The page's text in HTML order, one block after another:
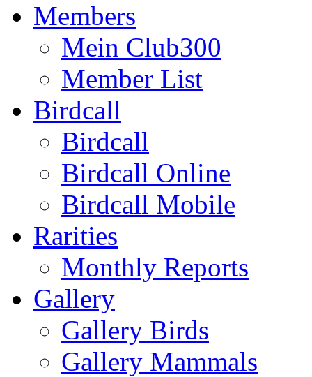
Members
Mein Club300
Member List
Birdcall
Birdcall
Birdcall Online
Birdcall Mobile
Rarities
Monthly Reports
Gallery
Gallery Birds
Gallery Mammals